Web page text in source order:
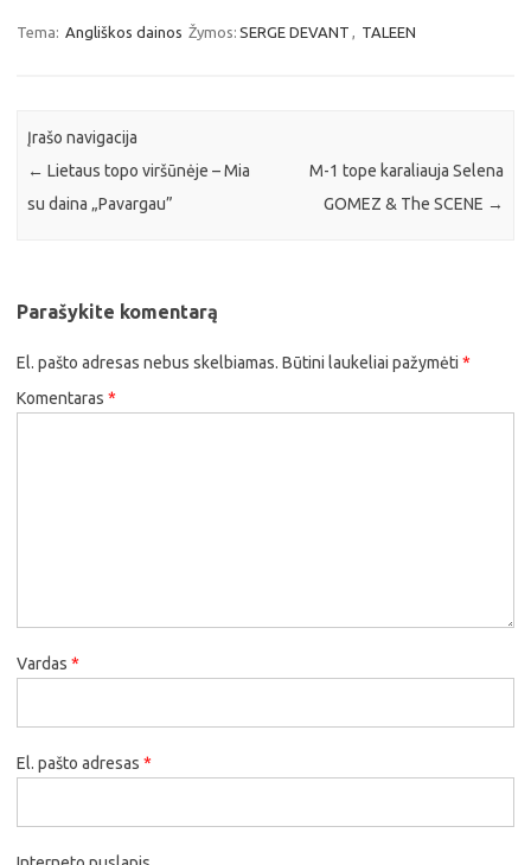
Tema: Angliškos dainos Žymos: SERGE DEVANT , TALEEN
Įrašo navigacija
← Lietaus topo viršūnėje – Mia
su daina „Pavargau”
M-1 tope karaliauja Selena
GOMEZ & The SCENE →
Parašykite komentarą
El. pašto adresas nebus skelbiamas. Būtini laukeliai pažymėti *
Komentaras *
Vardas *
El. pašto adresas *